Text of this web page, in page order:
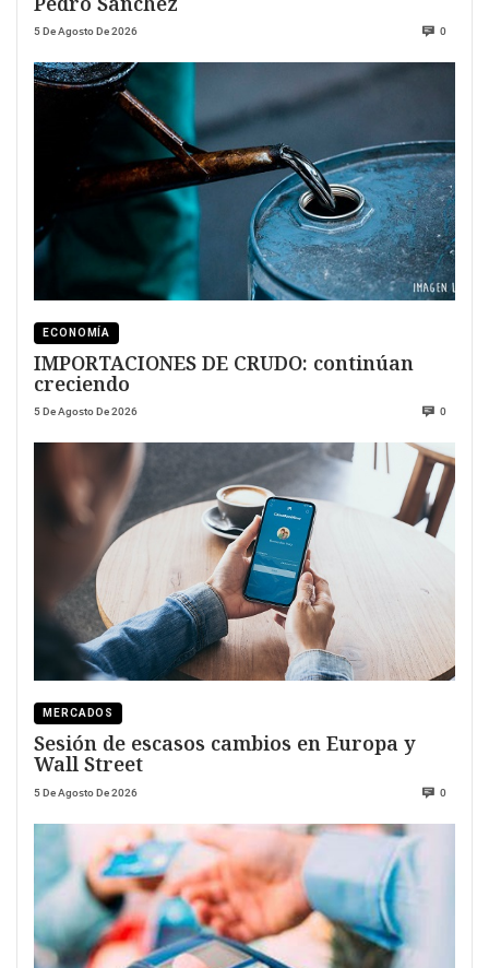
5 De Agosto De 2026 0
ECONOMÍA
IMPORTACIONES DE CRUDO: continúan
creciendo
5 De Agosto De 2026 0
MERCADOS
Sesión de escasos cambios en Europa y
Wall Street
5 De Agosto De 2026 0